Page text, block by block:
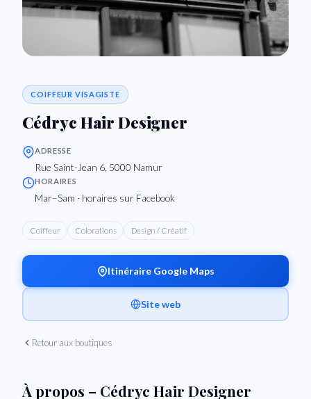
COIFFEUR VISAGISTE
Cédryc Hair Designer
ADRESSE
Rue Saint-Jean 6, 5000 Namur
HORAIRES
Mar–Sam · horaires sur Facebook
Coiffeur Colorations Design / Créatif
Itinéraire Google Maps
Site web
Retour aux boutiques
À propos – Cédryc Hair Designer